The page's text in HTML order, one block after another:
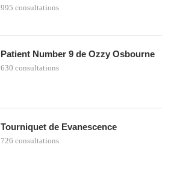
995 consultations
Patient Number 9 de Ozzy Osbourne
630 consultations
Tourniquet de Evanescence
726 consultations